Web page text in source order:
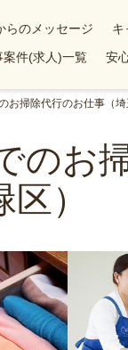
らのメッセージ
キ
案件(求人)一覧 安
掃除代行のお仕事（埼
のお
）